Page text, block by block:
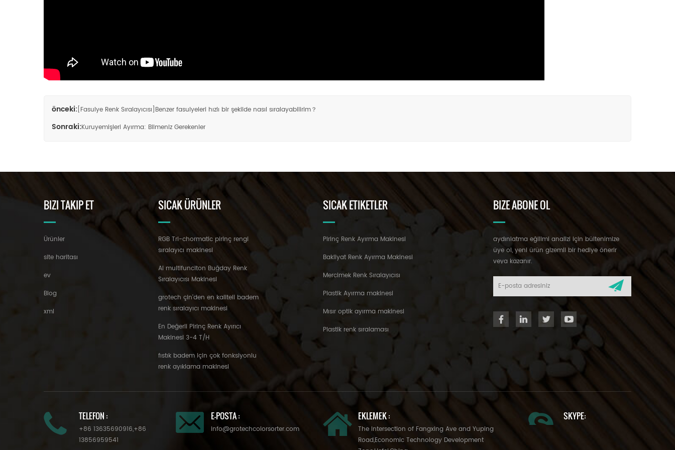
önceki:[Fasulye Renk Sıralayıcısı]Benzer fasulyeleri hızlı bir şekilde nasıl sıralayabilirim？
Sonraki:Kuruyemişleri Ayırma: Bilmeniz Gerekenler
BIZI TAKIP ET
Ürünler
site haritası
ev
Blog
xml
SICAK ÜRÜNLER
RGB Tri-chormatic pirinç rengi
sıralayıcı makinesi
AI multifunciton Buğday Renk
Sıralayıcısı Makinesi
grotech çin'den en kaliteli badem
renk sıralayıcı makinesi
En Değerli Pirinç Renk Ayırıcı
Makinesi 3-4 T/H
fıstık badem için çok fonksiyonlu
renk ayıklama makinesi
SICAK ETIKETLER
Pirinç Renk Ayırma Makinesi
Bakliyat Renk Ayırma Makinesi
Mercimek Renk Sıralayıcısı
Plastik Ayırma makinesi
Mısır optik ayırma makinesi
Plastik renk sıralaması
BIZE ABONE OL
aydınlatma eğilimi analizi için bültenimize
üye ol, yeni ürün gizemli bir hediye önerir
veya kazanır.
TELEFON :
+86 13635690916,+86
13856959541
E-POSTA :
info@grotechcolorsorter.com
EKLEMEK :
The Intersection of Fangxing Ave and Yuping
Road,Economic Technology Development
SKYPE: